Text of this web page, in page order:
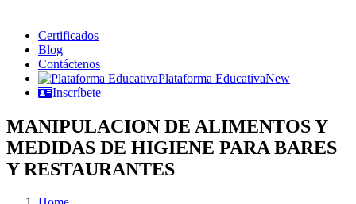
Certificados
Blog
Contáctenos
Plataforma EducativaNew
Inscríbete
MANIPULACION DE ALIMENTOS Y
MEDIDAS DE HIGIENE PARA BARES
Y RESTAURANTES